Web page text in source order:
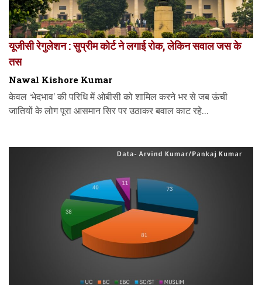
यूजीसी रेगुलेशन : सुप्रीम कोर्ट ने लगाई रोक, लेकिन सवाल जस के
तस
Nawal Kishore Kumar
केवल ‘भेदभाव’ की परिधि में ओबीसी को शामिल करने भर से जब ऊंची
जातियों के लोग पूरा आसमान सिर पर उठाकर बवाल काट रहे...